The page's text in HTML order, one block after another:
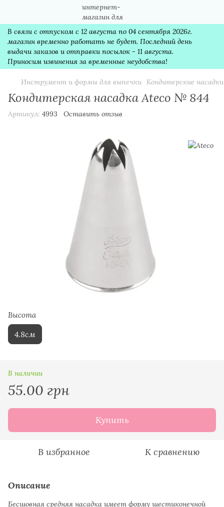
В связи с отпуском с 12 августа по 04 сентября 2026г.
магазин временно работать не будет. Последний день
выдачи заказов и отправки посылок - 11 августа.
Приносим извинения за временные неудобства!
Инструмент и формы для выпечки Кондитерские насадки
Кондитерская насадка Ateco № 844
Артикул: 4993 Оставить отзыв
Высота
4.8см
В наличии
55.00 грн
Купить
В избранное К сравнению
Описание
Бесшовная средняя насадка имеет форму шестиконечной